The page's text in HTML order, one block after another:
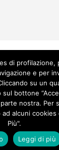
di profilazione,
e per
su un
bottone
nostra. Per
alcuni cookies
Più".
Leggi di più